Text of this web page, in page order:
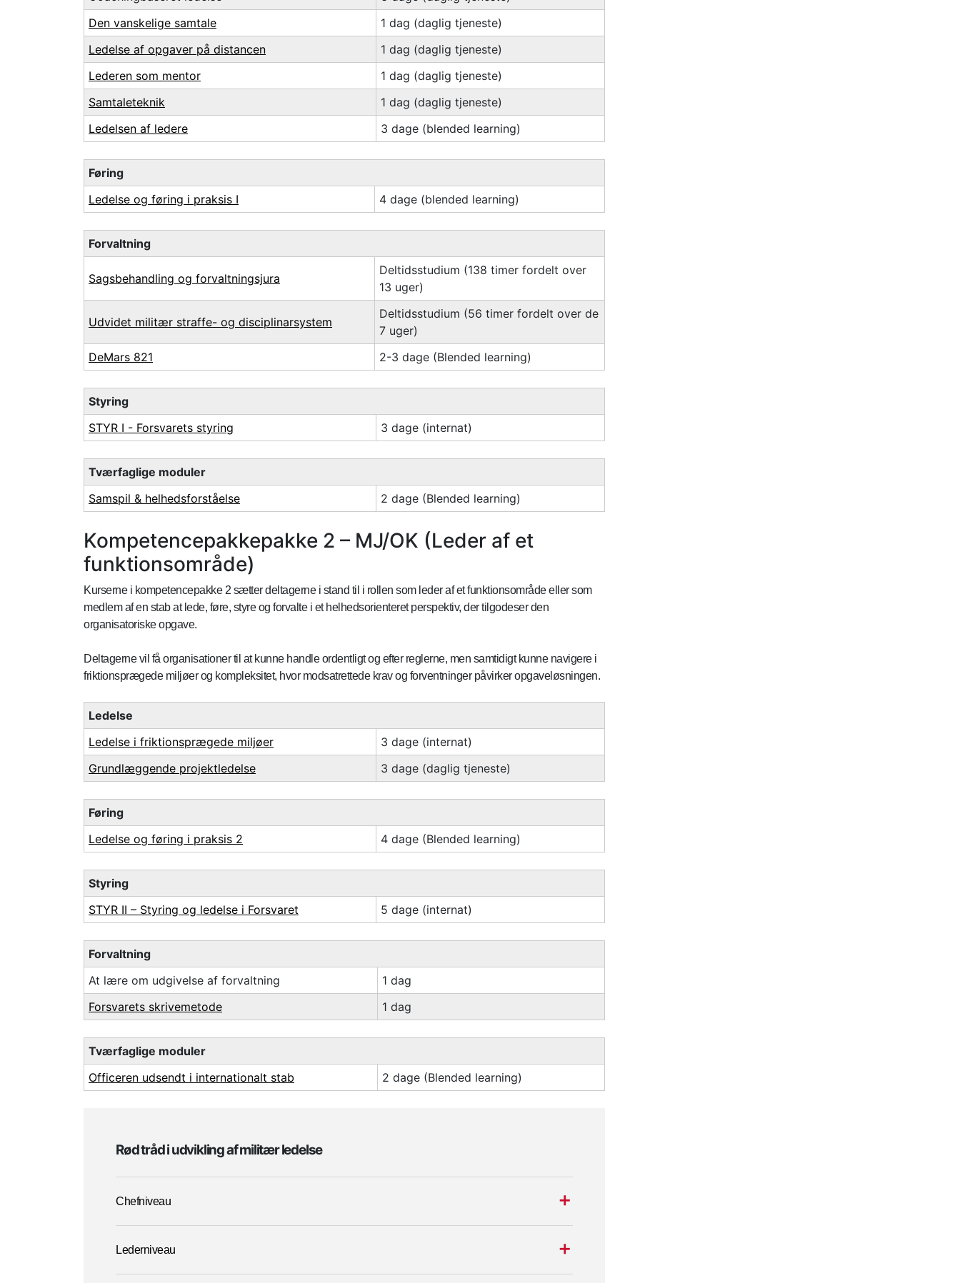
Den vanskelige samtale
1 dag (daglig tjeneste)
Ledelse af opgaver på distancen
1 dag (daglig tjeneste)
Lederen som mentor
1 dag (daglig tjeneste)
Samtaleteknik
1 dag (daglig tjeneste)
Ledelsen af ledere
3 dage (blended learning)
Føring
Ledelse og føring i praksis I
4 dage (blended learning)
Forvaltning
Sagsbehandling og forvaltningsjura
Deltidsstudium (138 timer fordelt over
13 uger)
Udvidet militær straffe- og disciplinarsystem
Deltidsstudium (56 timer fordelt over de
7 uger)
DeMars 821
2-3 dage (Blended learning)
Styring
STYR I - Forsvarets styring
3 dage (internat)
Tværfaglige moduler
Samspil & helhedsforståelse
2 dage (Blended learning)
Kompetencepakkepakke 2 – MJ/OK (Leder af et
funktionsområde)
Kurserne i kompetencepakke 2 sætter deltagerne i stand til i rollen som leder af et funktionsområde eller som
medlem af en stab at lede, føre, styre og forvalte i et helhedsorienteret perspektiv, der tilgodeser den
organisatoriske opgave.
Deltagerne vil få organisationer til at kunne handle ordentligt og efter reglerne, men samtidigt kunne navigere i
friktionsprægede miljøer og kompleksitet, hvor modsatrettede krav og forventninger påvirker opgaveløsningen.
Ledelse
Ledelse i friktionsprægede miljøer
3 dage (internat)
Grundlæggende projektledelse
3 dage (daglig tjeneste)
Føring
Ledelse og føring i praksis 2
4 dage (Blended learning)
Styring
STYR II – Styring og ledelse i Forsvaret
5 dage (internat)
Forvaltning
At lære om udgivelse af forvaltning
1 dag
Forsvarets skrivemetode
1 dag
Tværfaglige moduler
Officeren udsendt i internationalt stab
2 dage (Blended learning)
Rød tråd i udvikling af militær ledelse
Chefniveau
Lederniveau